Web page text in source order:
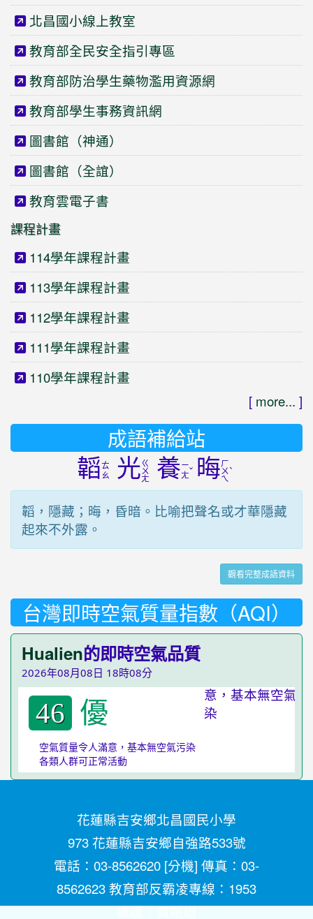
北昌國小線上教室
教育部全民安全指引專區
教育部防治學生藥物濫用資源網
教育部學生事務資訊網
圖書館（神通）
圖書館（全誼）
教育雲電子書
課程計畫
114學年課程計畫
113學年課程計畫
112學年課程計畫
111學年課程計畫
110學年課程計畫
[ more... ]
成語補給站
韜ㄊ
ㄠ
光ㄍ
ㄨ
ㄤ 養ㄧ
ㄤˇ 晦ㄏ
ㄨ
ㄟ
ˋ
韜，隱藏；晦，昏暗。比喻把聲名或才華隱藏
起來不外露。
觀看完整成語資料
台灣即時空氣質量指數（AQI）
Hualien的即時空氣品質
2026年08月08日 18時08分
46 優
空氣質量令人滿意，基本無空氣污染
各類人群可正常活動
花蓮縣吉安鄉北昌國民小學
973 花蓮縣吉安鄉自強路533號
電話：03-8562620 [分機] 傳真：03-
8562623 教育部反霸凌專線：1953
維護：資訊組